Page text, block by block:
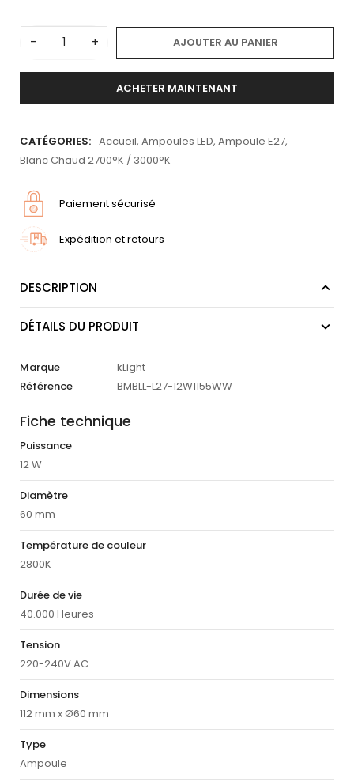
- + AJOUTER AU PANIER
ACHETER MAINTENANT
CATÉGORIES: Accueil, Ampoules LED, Ampoule E27,
Blanc Chaud 2700°K / 3000°K
Paiement sécurisé
Expédition et retours
DESCRIPTION
DÉTAILS DU PRODUIT
Marque
kLight
Référence
BMBLL-L27-12W1155WW
Fiche technique
Puissance
12 W
Diamètre
60 mm
Température de couleur
2800K
Durée de vie
40.000 Heures
Tension
220-240V AC
Dimensions
112 mm x Ø60 mm
Type
Ampoule